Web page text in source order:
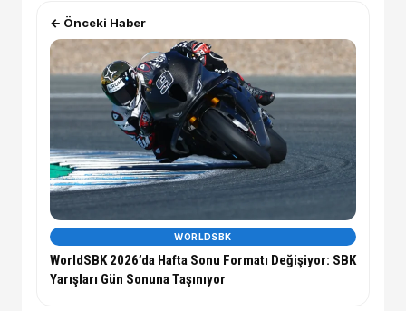
← Önceki Haber
WORLDSBK
WorldSBK 2026’da Hafta Sonu Formatı Değişiyor: SBK
Yarışları Gün Sonuna Taşınıyor